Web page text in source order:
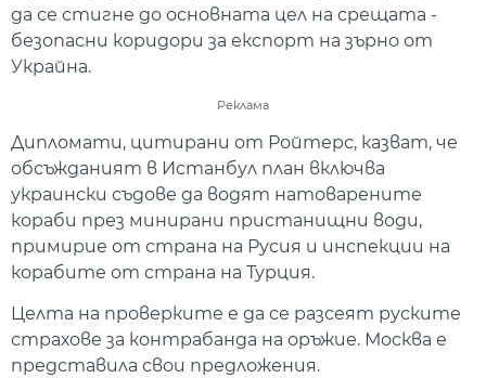
да се стигне до основната цел на срещата -
безопасни коридори за експорт на зърно от
Украйна.
Реклама
Дипломати, цитирани от Ройтерс, казват, че
обсъжданият в Истанбул план включва
украински съдове да водят натоварените
кораби през минирани пристанищни води,
примирие от страна на Русия и инспекции на
корабите от страна на Турция.
Целта на проверките е да се разсеят руските
страхове за контрабанда на оръжие. Москва е
представила свои предложения.